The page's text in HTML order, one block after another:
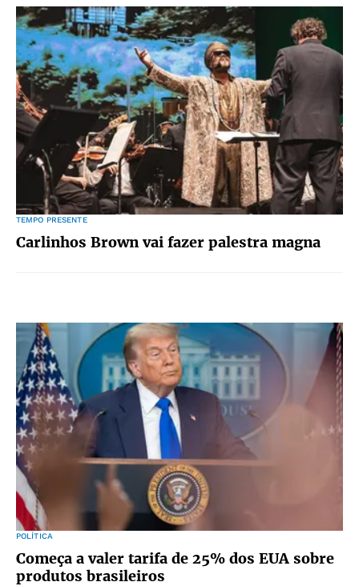
TEMPO PRESENTE
Carlinhos Brown vai fazer palestra magna
POLÍTICA
Começa a valer tarifa de 25% dos EUA sobre
produtos brasileiros